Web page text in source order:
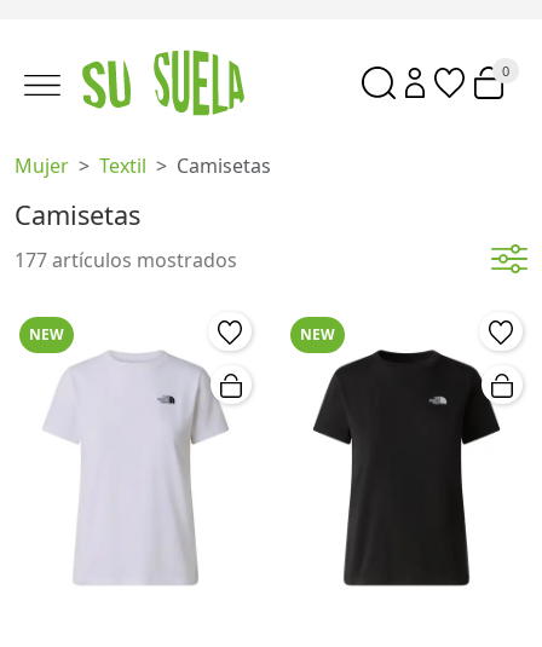
0
Mujer Textil Camisetas
Camisetas
177 artículos mostrados
NEW NEW